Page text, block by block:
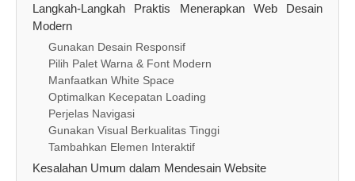
Langkah-Langkah Praktis Menerapkan Web Desain
Modern
Gunakan Desain Responsif
Pilih Palet Warna & Font Modern
Manfaatkan White Space
Optimalkan Kecepatan Loading
Perjelas Navigasi
Gunakan Visual Berkualitas Tinggi
Tambahkan Elemen Interaktif
Kesalahan Umum dalam Mendesain Website